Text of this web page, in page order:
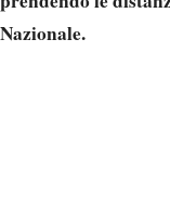
Nazionale.